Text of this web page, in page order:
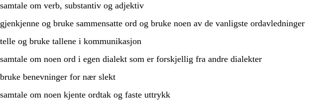
samtale om verb, substantiv og adjektiv
gjenkjenne og bruke sammensatte ord og bruke noen av de vanligste ordavledninger
telle og bruke tallene i kommunikasjon
samtale om noen ord i egen dialekt som er forskjellig fra andre dialekter
bruke benevninger for nær slekt
samtale om noen kjente ordtak og faste uttrykk